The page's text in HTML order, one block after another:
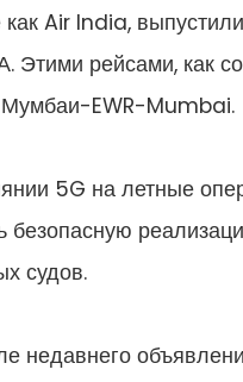
Air India,
Этими рейсами, как
EWR-Mumbai.
5G на летные
безопасную
судов.
недавнего